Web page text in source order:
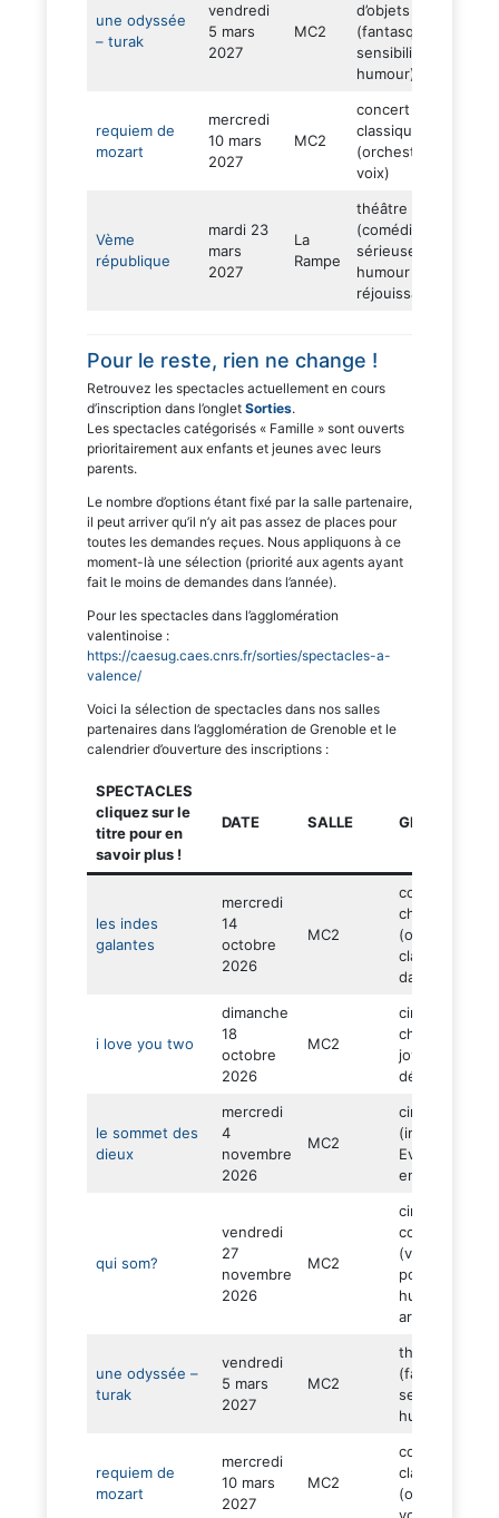
une odyssée
– turak
vendredi
5 mars
2027
MC2
d’objets
(fantasque –
sensibilité –
humour)
requiem de
mozart
mercredi
10 mars
2027
MC2
concert
classique
(orchestre et
voix)
Vème
république
mardi 23
mars
2027
La
Rampe
théâtre
(comédie
sérieuse –
humour –
réjouissant)
Pour le reste, rien ne change !
Retrouvez les spectacles actuellement en cours
d’inscription dans l’onglet Sorties.
Les spectacles catégorisés « Famille » sont ouverts
prioritairement aux enfants et jeunes avec leurs
parents.
Le nombre d’options étant fixé par la salle partenaire,
il peut arriver qu’il n’y ait pas assez de places pour
toutes les demandes reçues. Nous appliquons à ce
moment-là une sélection (priorité aux agents ayant
fait le moins de demandes dans l’année).
Pour les spectacles dans l’agglomération
valentinoise :
https://caesug.caes.cnrs.fr/sorties/spectacles-a-
valence/
Voici la sélection de spectacles dans nos salles
partenaires dans l’agglomération de Grenoble et le
calendrier d’ouverture des inscriptions :
SPECTACLES
cliquez sur le
titre pour en
savoir plus !
DATE SALLE GENRE
les indes
galantes
mercredi
14
octobre
2026
MC2
concert
chorégraphié
(originalité –
classique –
danses de
i love you two
dimanche
18
octobre
2026
MC2
cirque (sous
chapiteau –
joyeux –
déjanté)
le sommet des
dieux
mercredi
4
novembre
2026
MC2
ciné concert
(immersif –
Everest –
enquête)
qui som?
vendredi
27
novembre
2026
MC2
cirque
contemporain
(virtuosité –
poésie –
humour –
argile)
une odyssée –
turak
vendredi
5 mars
2027
MC2
théâtre
(fantasque –
sensibilité –
humour)
requiem de
mozart
mercredi
10 mars
2027
MC2
concert
classique
(orchestre et